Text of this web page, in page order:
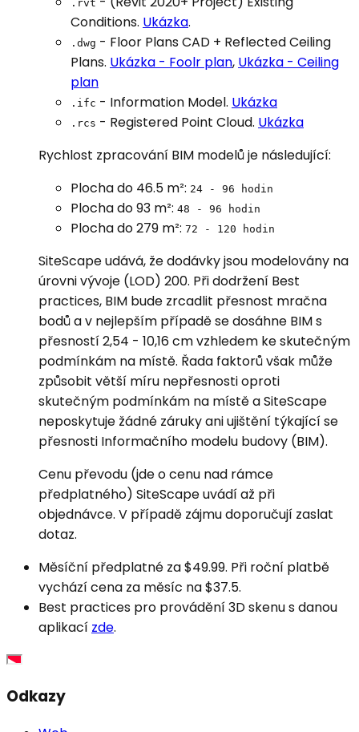
.rvt
Conditions. Ukázka.
.dwg - Floor Plans CAD + Reflected Ceiling
Plans. Ukázka - Foolr plan, Ukázka - Ceiling
plan
.ifc - Information Model. Ukázka
.rcs - Registered Point Cloud. Ukázka
Rychlost zpracování BIM modelů je následující:
Plocha do 46.5 m²: 24 - 96 hodin
Plocha do 93 m²: 48 - 96 hodin
Plocha do 279 m²: 72 - 120 hodin
SiteScape udává, že dodávky jsou modelovány na
úrovni vývoje (LOD) 200. Při dodržení Best
practices, BIM bude zrcadlit přesnost mračna
bodů a v nejlepším případě se dosáhne BIM s
přesností 2,54 - 10,16 cm vzhledem ke skutečným
podmínkám na místě. Řada faktorů však může
způsobit větší míru nepřesnosti oproti
skutečným podmínkám na místě a SiteScape
neposkytuje žádné záruky ani ujištění týkající se
přesnosti Informačního modelu budovy (BIM).
Cenu převodu (jde o cenu nad rámce
předplatného) SiteScape uvádí až při
objednávce. V případě zájmu doporučují zaslat
dotaz.
Měsíční předplatné za $49.99. Při roční platbě
vychází cena za měsíc na $37.5.
Best practices pro provádění 3D skenu s danou
aplikací zde.
Odkazy